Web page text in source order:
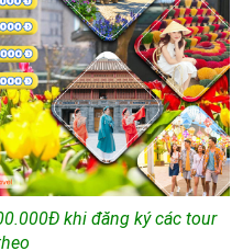
khi đăng ký các tour